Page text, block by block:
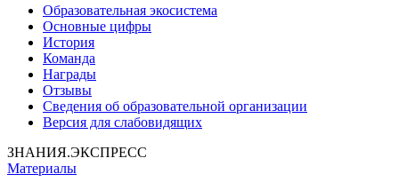
Образовательная экосистема
Основные цифры
История
Команда
Награды
Отзывы
Сведения об образовательной организации
Версия для слабовидящих
ЗНАНИЯ.ЭКСПРЕСС
Материалы